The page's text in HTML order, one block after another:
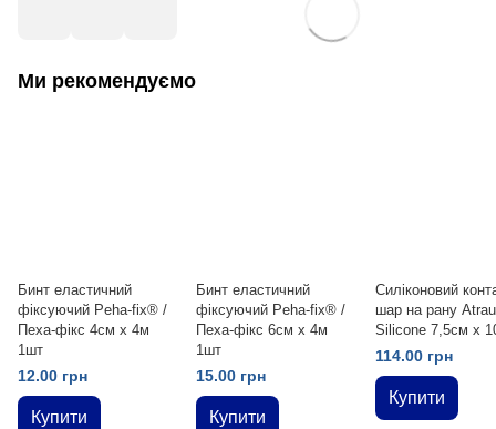
Ми рекомендуємо
Бинт еластичний
фіксуючий Peha-fix® /
Пеха-фікс 4см х 4м
1шт
12.00 грн
Купити
Бинт еластичний
фіксуючий Peha-fix® /
Пеха-фікс 6см х 4м
1шт
15.00 грн
Купити
Силіконовий
шар на рану
Silicone 7,5см х
114.00 грн
Купити